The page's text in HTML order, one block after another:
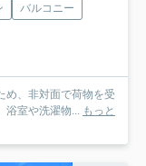
バルコニー
め、非対面で荷物を受
浴室や洗濯物... もっと